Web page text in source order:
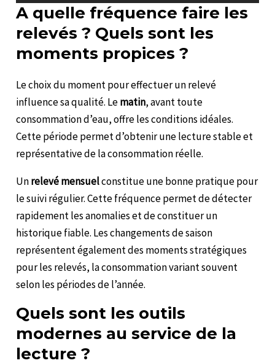
A quelle fréquence faire les
relevés ? Quels sont les
moments propices ?
Le choix du moment pour effectuer un relevé
influence sa qualité. Lematin, avant toute
consommation d’eau, offre les conditions idéales.
Cette période permet d’obtenir une lecture stable et
représentative de la consommation réelle.
Unrelevé mensuelconstitue une bonne pratique pour
le suivi régulier. Cette fréquence permet de détecter
rapidement les anomalies et de constituer un
historique fiable. Les changements de saison
représentent également des moments stratégiques
pour les relevés, la consommation variant souvent
selon les périodes de l’année.
Quels sont les outils
modernes au service de la
lecture ?